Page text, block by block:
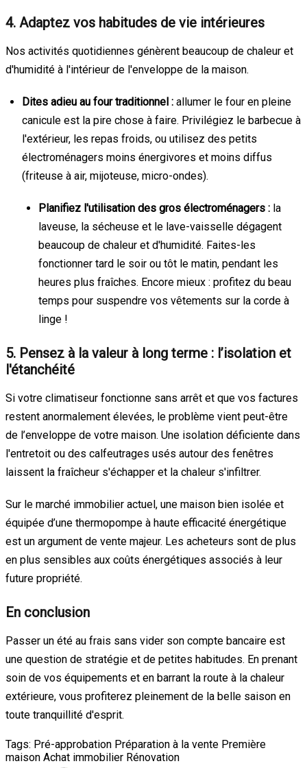
4. Adaptez vos habitudes de vie intérieures
Nos activités quotidiennes génèrent beaucoup de chaleur et
d'humidité à l'intérieur de l'enveloppe de la maison.
Dites adieu au four traditionnel : allumer le four en pleine
canicule est la pire chose à faire. Privilégiez le barbecue à
l'extérieur, les repas froids, ou utilisez des petits
électroménagers moins énergivores et moins diffus
(friteuse à air, mijoteuse, micro-ondes).
Planifiez l'utilisation des gros électroménagers : la
laveuse, la sécheuse et le lave-vaisselle dégagent
beaucoup de chaleur et d'humidité. Faites-les
fonctionner tard le soir ou tôt le matin, pendant les
heures plus fraîches. Encore mieux : profitez du beau
temps pour suspendre vos vêtements sur la corde à
linge !
5. Pensez à la valeur à long terme : l’isolation et
l'étanchéité
Si votre climatiseur fonctionne sans arrêt et que vos factures
restent anormalement élevées, le problème vient peut-être
de l’enveloppe de votre maison. Une isolation déficiente dans
l'entretoit ou des calfeutrages usés autour des fenêtres
laissent la fraîcheur s'échapper et la chaleur s'infiltrer.
Sur le marché immobilier actuel, une maison bien isolée et
équipée d’une thermopompe à haute efficacité énergétique
est un argument de vente majeur. Les acheteurs sont de plus
en plus sensibles aux coûts énergétiques associés à leur
future propriété.
En conclusion
Passer un été au frais sans vider son compte bancaire est
une question de stratégie et de petites habitudes. En prenant
soin de vos équipements et en barrant la route à la chaleur
extérieure, vous profiterez pleinement de la belle saison en
toute tranquillité d'esprit.
Tags: Pré-approbation Préparation à la vente Première
maison Achat immobilier Rénovation